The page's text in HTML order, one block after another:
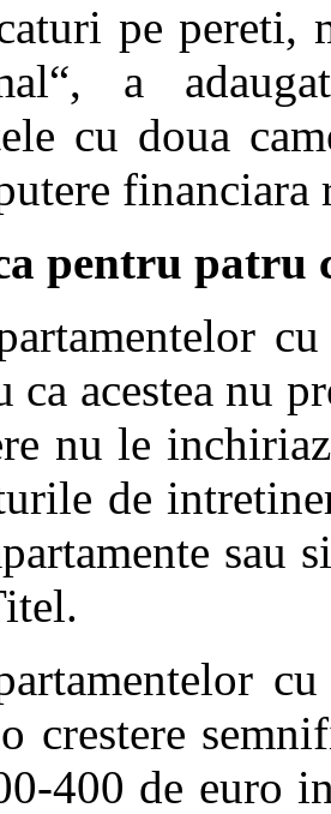
pe
a
cu doua
financiara
pentru patru
acestea nu
nu le
de
sau
crestere
400 de euro